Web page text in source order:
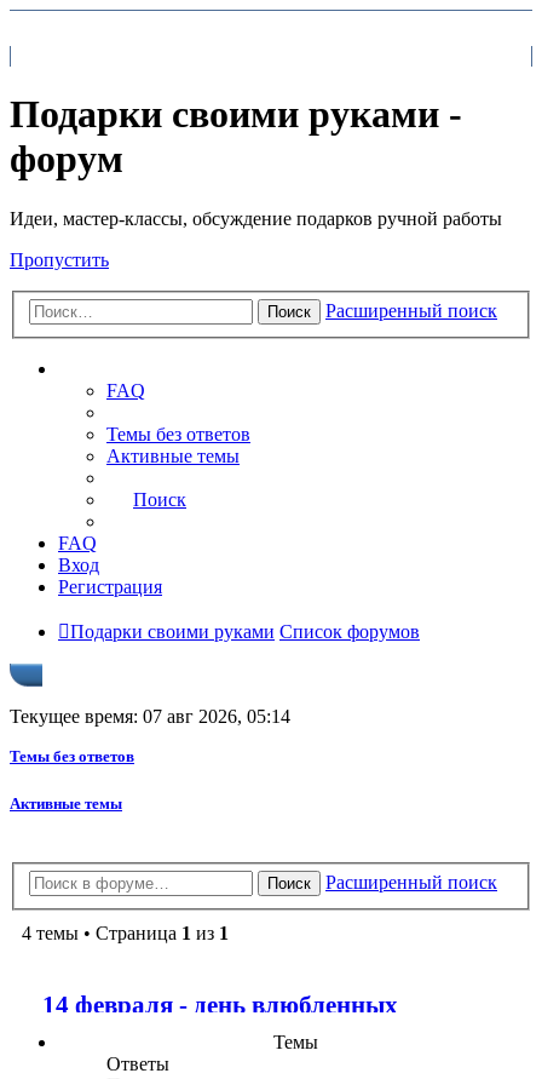
Подарки своими руками -
форум
Идеи, мастер-классы, обсуждение подарков ручной работы
Пропустить
Поиск Расширенный поиск
FAQ
Темы без ответов
Активные темы
Поиск
FAQ
Вход
Регистрация
Подарки своими руками Список форумов
Текущее время: 07 авг 2026, 05:14
Темы без ответов
Активные темы
Поиск Расширенный поиск
4 темы • Страница 1 из 1
14 февраля - день влюбленных
Темы
Ответы